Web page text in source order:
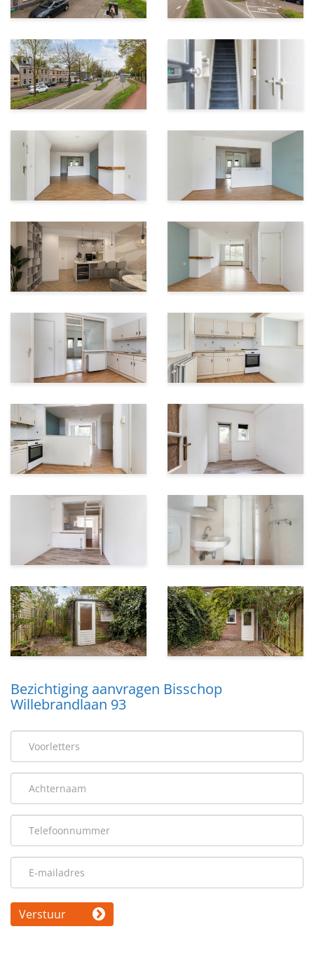
Bezichtiging aanvragen Bisschop
Willebrandlaan 93
Verstuur